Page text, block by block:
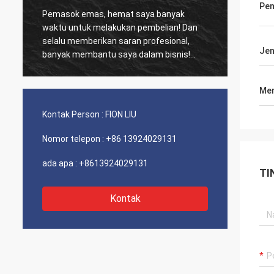
Pemasok emas, hemat saya banyak
waktu untuk melakukan pembelian! Dan
selalu memberikan saran profesional,
banyak membantu saya dalam bisnis!
Terima kasih! Semuanya dalam urutan
berkualitas tinggi dan akan menghubungi
Pelanggan
biasa, Produk
kinerja biaya luar biasa.
dan servis
sarankan
Kontak Person : FION LIU
Nomor telepon : +86 13924029131
ada apa : +8613924029131
Kontak